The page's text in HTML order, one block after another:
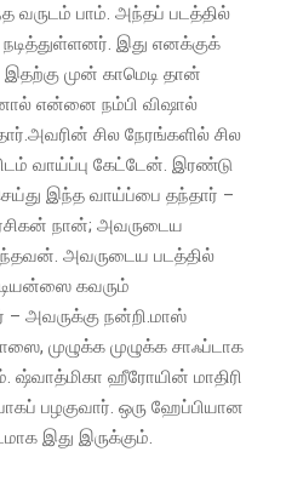
வருடம் பாம். அந்தப் படத்தில்
இது எனக்குக்
இதற்கு முன் காமெடி தான்
என்னை நம்பி விஷால்
சில நேரங்களில் சில
வாய்ப்பு கேட்டேன். இரண்டு
இந்த வாய்ப்பை தந்தார் –
நான்; அவருடைய
அவருடைய படத்தில்
கவரும்
அவருக்கு நன்றி.மாஸ்
முழுக்க முழுக்க சாஃப்டாக
ஷ்வாத்மிகா ஹீரோயின் மாதிரி
பழகுவார். ஒரு ஹேப்பியான
இது இருக்கும்.